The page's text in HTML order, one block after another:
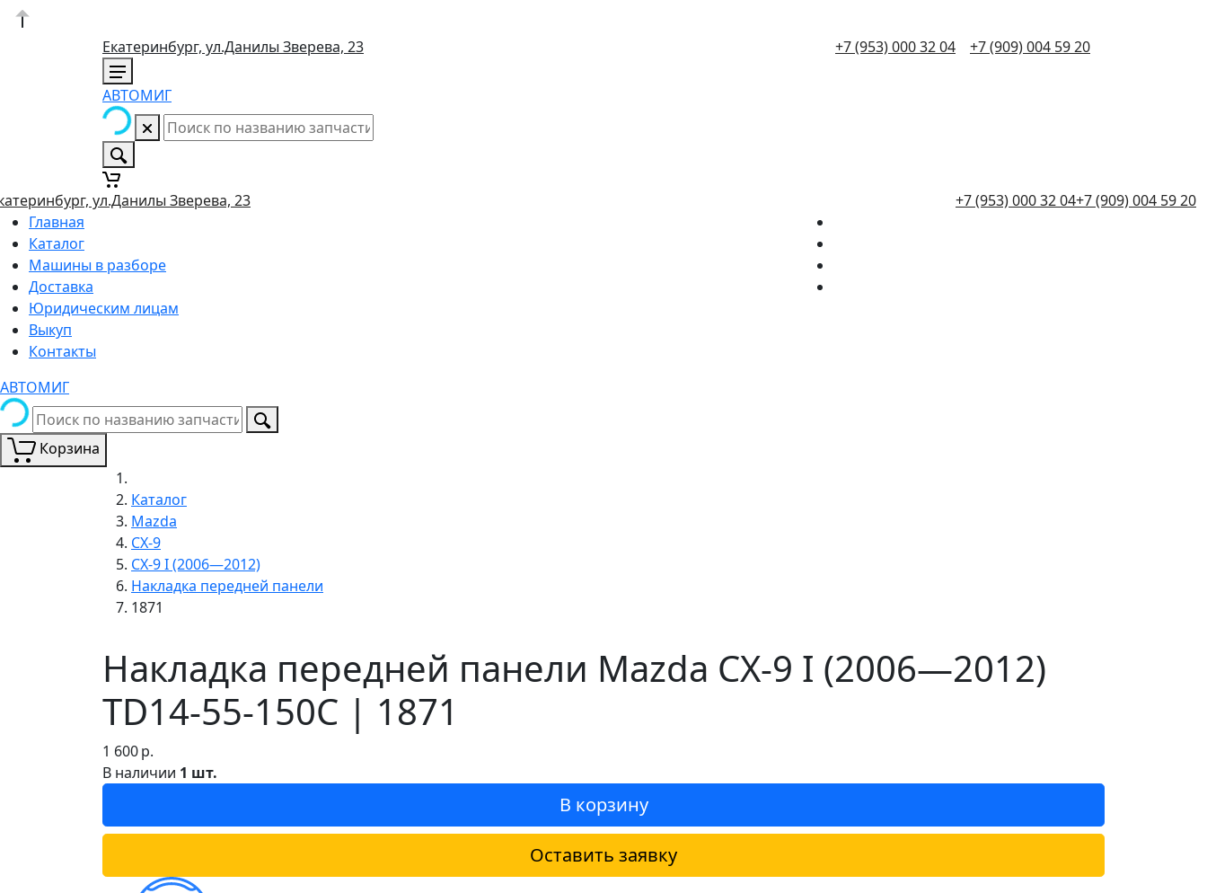
Екатеринбург, ул.Данилы Зверева, 23 +7 (953) 000 32 04 +7 (909) 004 59 20
АВТОМИГ
ул.Данилы Зверева, 23 +7 (953) 000 32 04+7 (909) 004 59 20
Главная
Каталог
Машины в разборе
Доставка
Юридическим лицам
Выкуп
Контакты
АВТОМИГ
Корзина
Каталог
Mazda
CX-9
CX-9 I (2006—2012)
Накладка передней панели
1871
Накладка передней панели Mazda CX-9 I (2006—2012)
TD14-55-150C | 1871
1 600р.
В наличии 1 шт.
В корзину
Оставить заявку